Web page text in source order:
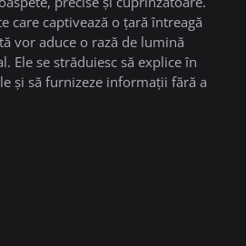
care captivează o țară întreagă
vor aduce o rază de lumină
Ele se străduiesc să explice în
și să furnizeze informații fără a